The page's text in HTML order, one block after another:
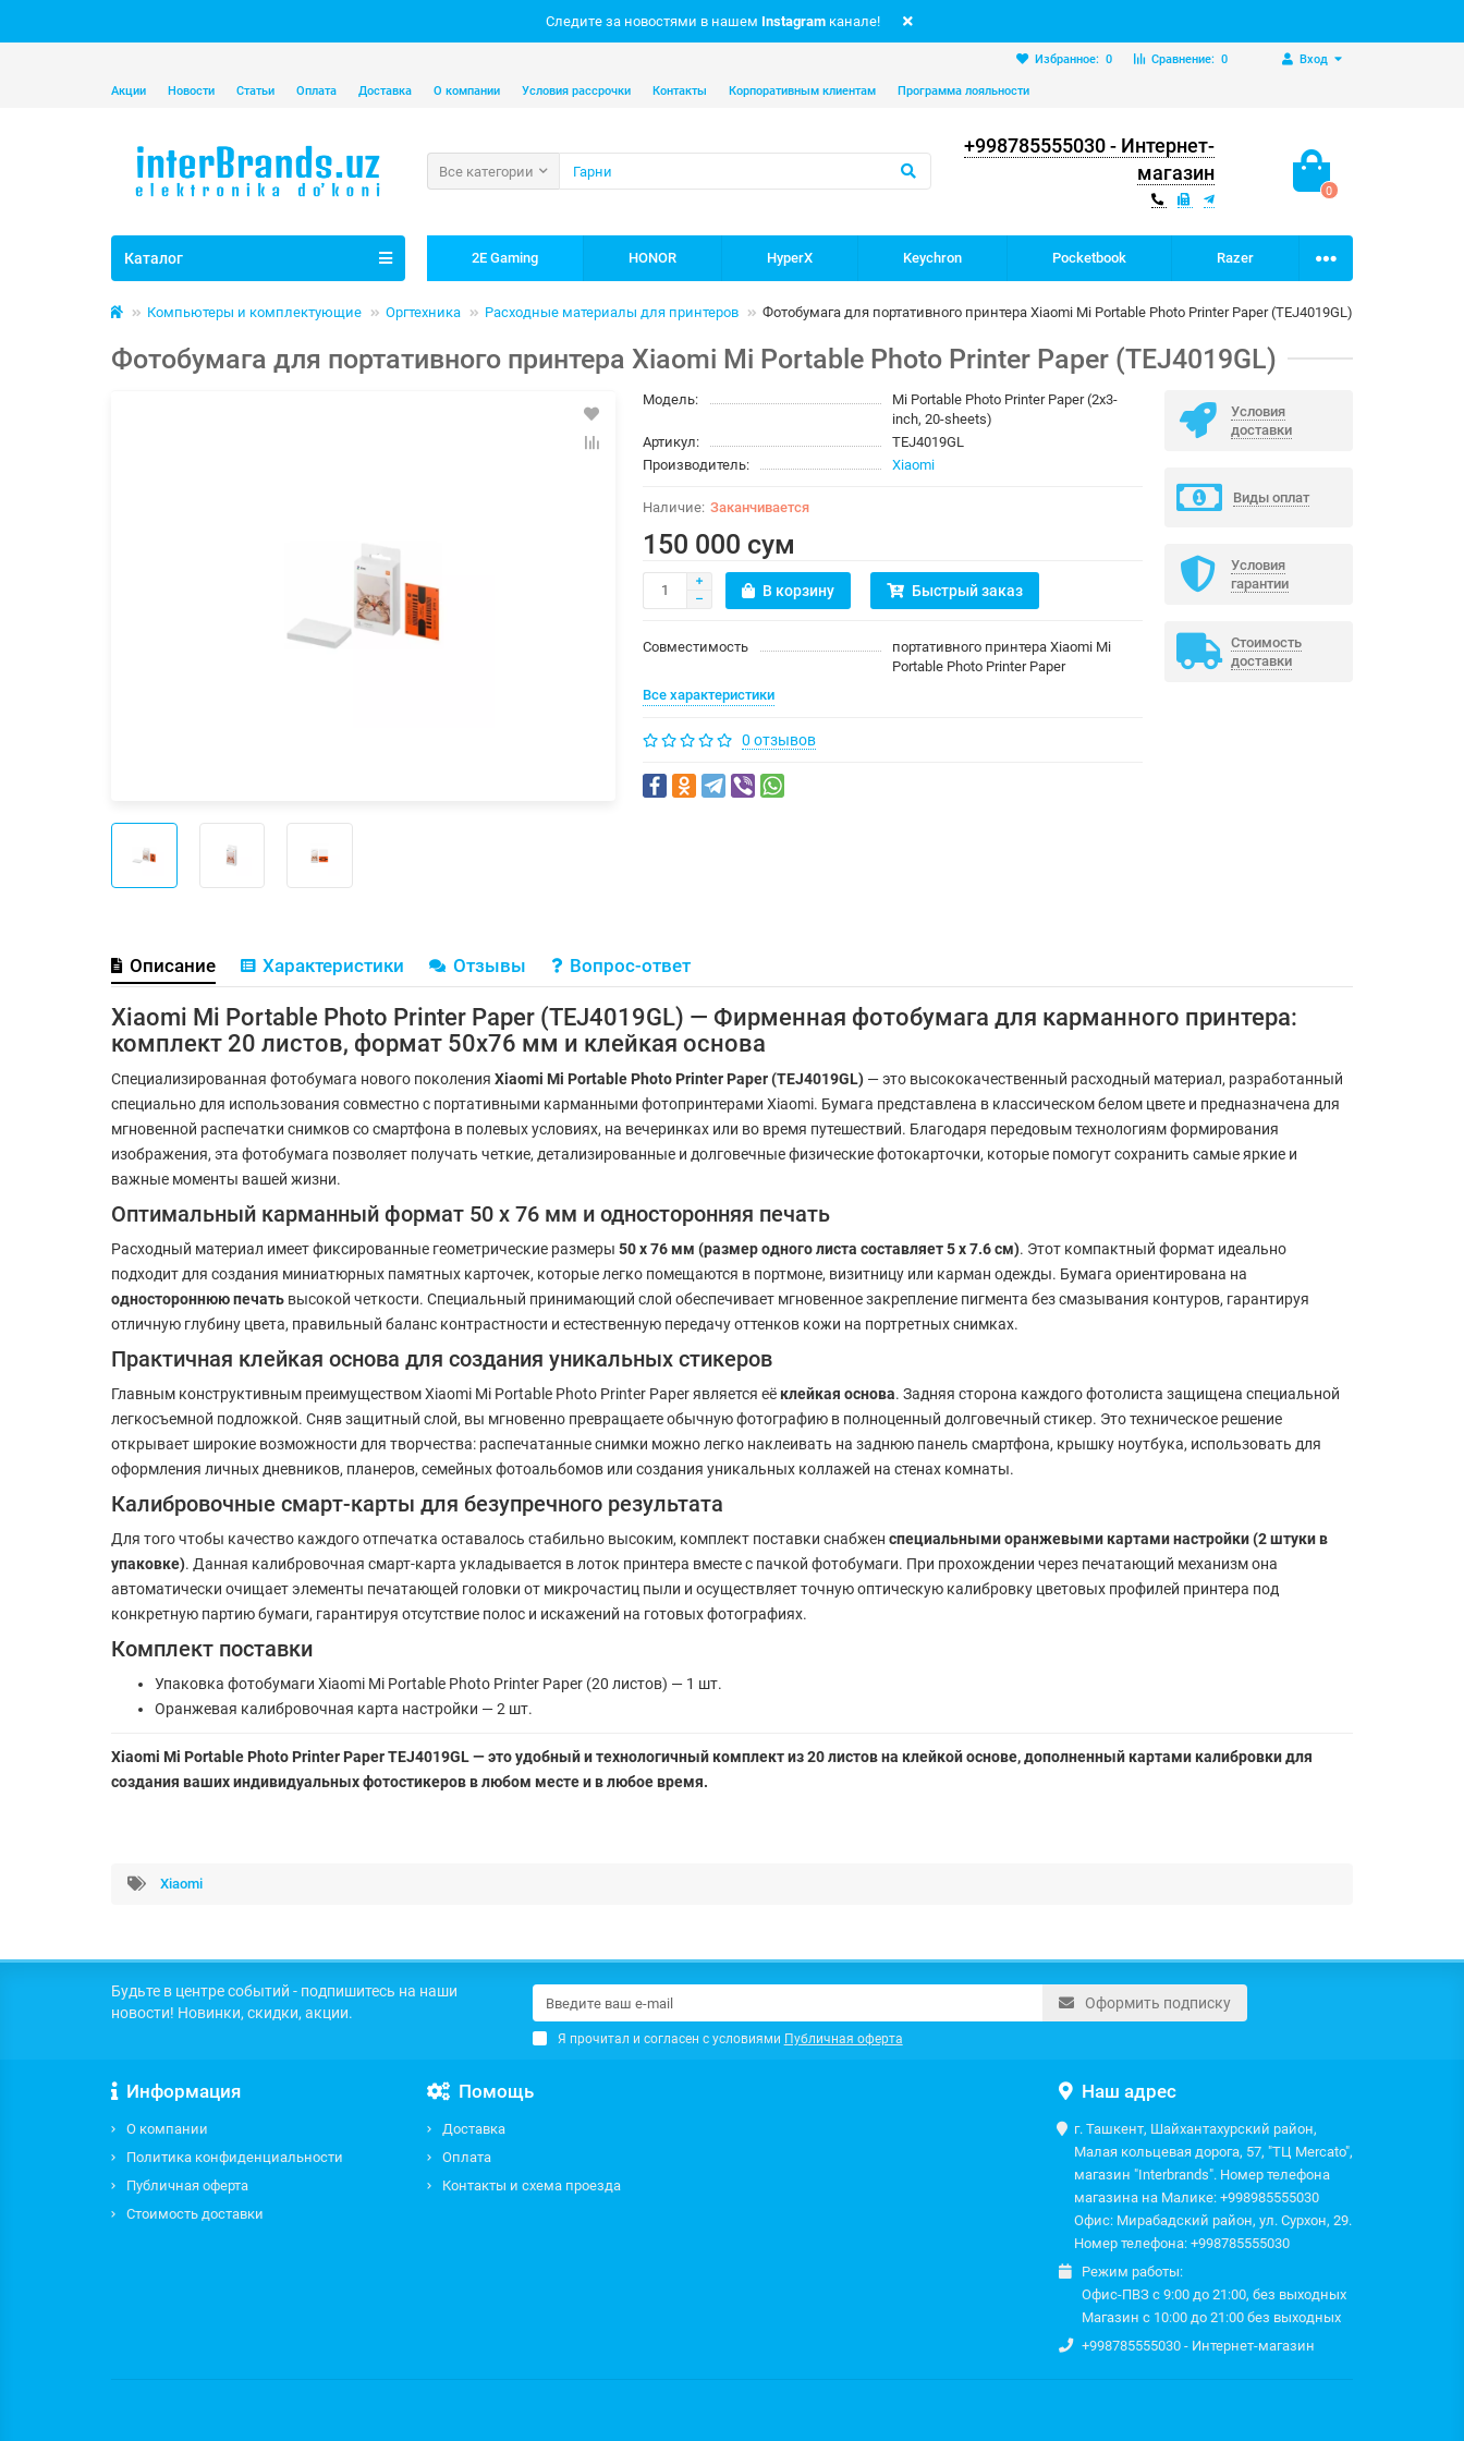
Следите за новостями в нашем Instagram канале!
Вход
Сравнение: 0
Избранное: 0
Акции Новости Статьи Оплата Доставка О компании Условия рассрочки Контакты Корпоративным клиентам Программа лояльности
+998785555030 - Интернет-
магазин
0
Все категории
Каталог 2E Gaming HONOR HyperX Keychron Pocketbook Razer
Компьютеры и комплектующие Оргтехника Расходные материалы для принтеров Фотобумага для портативного принтера Xiaomi Mi Portable Photo Printer Paper (TEJ4019GL)
Фотобумага для портативного принтера Xiaomi Mi Portable Photo Printer Paper (TEJ4019GL)
Модель:
Mi Portable Photo Printer Paper (2x3-
inch, 20-sheets)
Артикул:
TEJ4019GL
Производитель:
Xiaomi
Заканчивается
150 000 сум
В корзину Быстрый заказ
Совместимость
портативного принтера Xiaomi Mi
Portable Photo Printer Paper
Все характеристики
0 отзывов
Условия
доставки
Виды оплат
Условия
гарантии
Стоимость
доставки
Описание Характеристики Отзывы Вопрос-ответ
Xiaomi Mi Portable Photo Printer Paper (TEJ4019GL) — Фирменная фотобумага для карманного принтера:
комплект 20 листов, формат 50x76 мм и клейкая основа
Специализированная фотобумага нового поколения Xiaomi Mi Portable Photo Printer Paper (TEJ4019GL) — это высококачественный расходный материал, разработанный
специально для использования совместно с портативными карманными фотопринтерами Xiaomi. Бумага представлена в классическом белом цвете и предназначена для
мгновенной распечатки снимков со смартфона в полевых условиях, на вечеринках или во время путешествий. Благодаря передовым технологиям формирования
изображения, эта фотобумага позволяет получать четкие, детализированные и долговечные физические фотокарточки, которые помогут сохранить самые яркие и
важные моменты вашей жизни.
Оптимальный карманный формат 50 x 76 мм и односторонняя печать
Расходный материал имеет фиксированные геометрические размеры 50 x 76 мм (размер одного листа составляет 5 х 7.6 см). Этот компактный формат идеально
подходит для создания миниатюрных памятных карточек, которые легко помещаются в портмоне, визитницу или карман одежды. Бумага ориентирована на
одностороннюю печать высокой четкости. Специальный принимающий слой обеспечивает мгновенное закрепление пигмента без смазывания контуров, гарантируя
отличную глубину цвета, правильный баланс контрастности и естественную передачу оттенков кожи на портретных снимках.
Практичная клейкая основа для создания уникальных стикеров
Главным конструктивным преимуществом Xiaomi Mi Portable Photo Printer Paper является её клейкая основа. Задняя сторона каждого фотолиста защищена специальной
легкосъемной подложкой. Сняв защитный слой, вы мгновенно превращаете обычную фотографию в полноценный долговечный стикер. Это техническое решение
открывает широкие возможности для творчества: распечатанные снимки можно легко наклеивать на заднюю панель смартфона, крышку ноутбука, использовать для
оформления личных дневников, планеров, семейных фотоальбомов или создания уникальных коллажей на стенах комнаты.
Калибровочные смарт-карты для безупречного результата
Для того чтобы качество каждого отпечатка оставалось стабильно высоким, комплект поставки снабжен специальными оранжевыми картами настройки (2 штуки в
упаковке). Данная калибровочная смарт-карта укладывается в лоток принтера вместе с пачкой фотобумаги. При прохождении через печатающий механизм она
автоматически очищает элементы печатающей головки от микрочастиц пыли и осуществляет точную оптическую калибровку цветовых профилей принтера под
конкретную партию бумаги, гарантируя отсутствие полос и искажений на готовых фотографиях.
Комплект поставки
Упаковка фотобумаги Xiaomi Mi Portable Photo Printer Paper (20 листов) — 1 шт.
Оранжевая калибровочная карта настройки — 2 шт.
Xiaomi Mi Portable Photo Printer Paper TEJ4019GL — это удобный и технологичный комплект из 20 листов на клейкой основе, дополненный картами калибровки для
создания ваших индивидуальных фотостикеров в любом месте и в любое время.
Xiaomi
Будьте в центре событий - подпишитесь на наши
новости! Новинки, скидки, акции.
Оформить подписку
Я прочитал и согласен с условиями Публичная оферта
Информация
О компании
Политика конфиденциальности
Публичная оферта
Стоимость доставки
Помощь
Доставка
Оплата
Контакты и схема проезда
Наш адрес
г. Ташкент, Шайхантахурский район,
Малая кольцевая дорога, 57, "ТЦ Mercato",
магазин "Interbrands". Номер телефона
магазина на Малике: +998985555030
Офис: Мирабадский район, ул. Сурхон, 29.
Номер телефона: +998785555030
Режим работы:
Офис-ПВЗ с 9:00 до 21:00, без выходных
Магазин с 10:00 до 21:00 без выходных
+998785555030 - Интернет-магазин